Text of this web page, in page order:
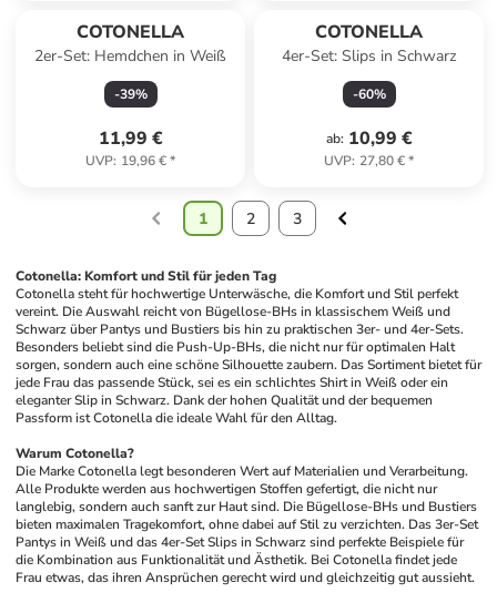
COTONELLA
2er-Set: Hemdchen in Weiß
-39%
11,99 €
UVP: 19,96 €*
COTONELLA
4er-Set: Slips in Schwarz
-60%
ab: 10,99 €
UVP: 27,80 €*
1 2 3
Cotonella: Komfort und Stil für jeden Tag
Cotonella steht für hochwertige Unterwäsche, die Komfort und Stil perfekt
vereint. Die Auswahl reicht von Bügellose-BHs in klassischem Weiß und
Schwarz über Pantys und Bustiers bis hin zu praktischen 3er- und 4er-Sets.
Besonders beliebt sind die Push-Up-BHs, die nicht nur für optimalen Halt
sorgen, sondern auch eine schöne Silhouette zaubern. Das Sortiment bietet für
jede Frau das passende Stück, sei es ein schlichtes Shirt in Weiß oder ein
eleganter Slip in Schwarz. Dank der hohen Qualität und der bequemen
Passform ist Cotonella die ideale Wahl für den Alltag.
Warum Cotonella?
Die Marke Cotonella legt besonderen Wert auf Materialien und Verarbeitung.
Alle Produkte werden aus hochwertigen Stoffen gefertigt, die nicht nur
langlebig, sondern auch sanft zur Haut sind. Die Bügellose-BHs und Bustiers
bieten maximalen Tragekomfort, ohne dabei auf Stil zu verzichten. Das 3er-Set
Pantys in Weiß und das 4er-Set Slips in Schwarz sind perfekte Beispiele für
die Kombination aus Funktionalität und Ästhetik. Bei Cotonella findet jede
Frau etwas, das ihren Ansprüchen gerecht wird und gleichzeitig gut aussieht.